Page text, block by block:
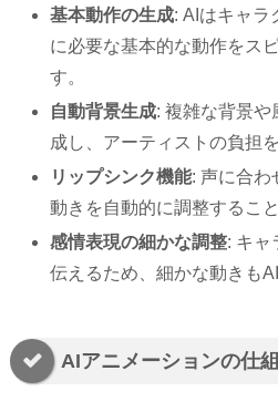
基本動作の生成: AIはキャラ
に必要な基本的な動作をス
す。
自動背景生成: 複雑な背景
成し、アーティストの負担
リップシンク機能: 声に合わ
動きを自動的に調整するこ
感情表現の細かな調整: キャ
伝えるため、細かな動きも
AIアニメーションの仕